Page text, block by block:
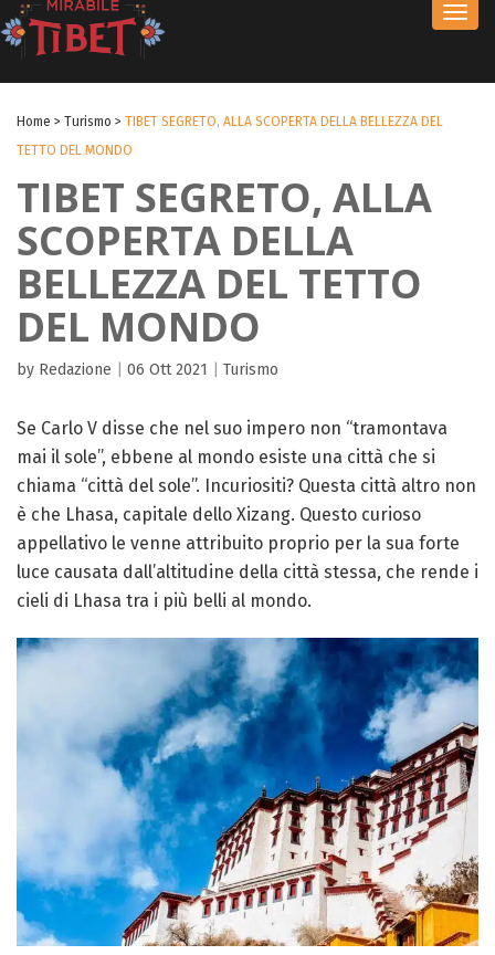
Home > Turismo > TIBET SEGRETO, ALLA SCOPERTA DELLA BELLEZZA DEL
TETTO DEL MONDO
TIBET SEGRETO, ALLA
SCOPERTA DELLA
BELLEZZA DEL TETTO
DEL MONDO
by Redazione 06 Ott 2021 Turismo
Se Carlo V disse che nel suo impero non “tramontava
mai il sole”, ebbene al mondo esiste una città che si
chiama “città del sole”. Incuriositi? Questa città altro non
è che Lhasa, capitale dello Xizang. Questo curioso
appellativo le venne attribuito proprio per la sua forte
luce causata dall’altitudine della città stessa, che rende i
cieli di Lhasa tra i più belli al mondo.